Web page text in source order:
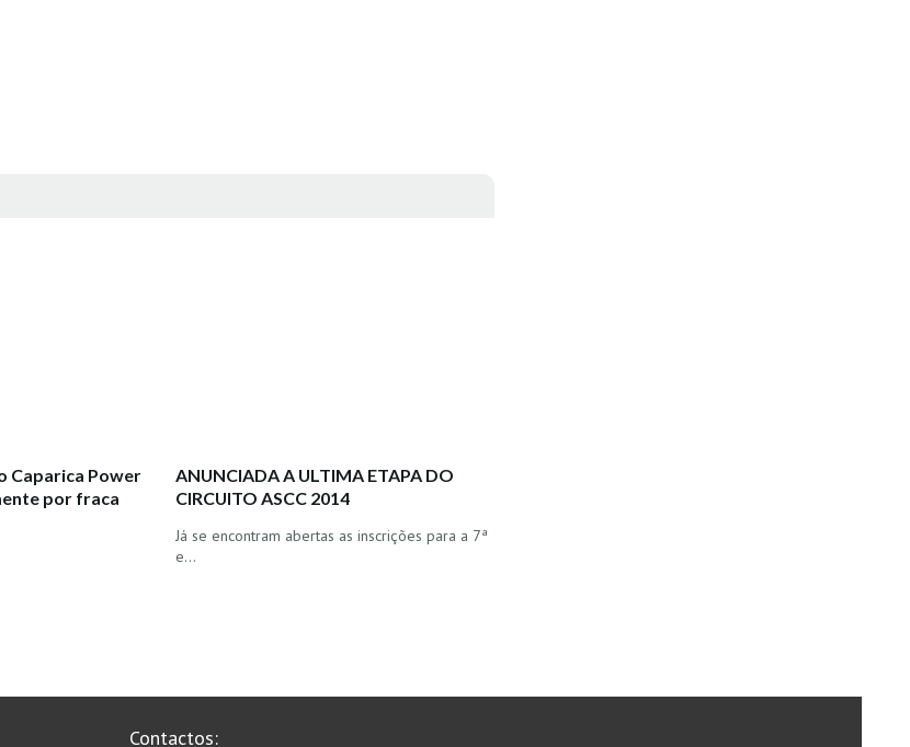
Caparica Power
por fraca
ANUNCIADA A ULTIMA ETAPA DO
CIRCUITO ASCC 2014
Já se encontram abertas as inscrições para a 7ª
e…
Contactos: